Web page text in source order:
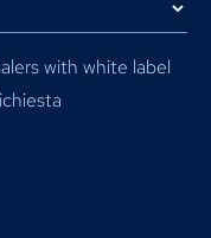
with white label